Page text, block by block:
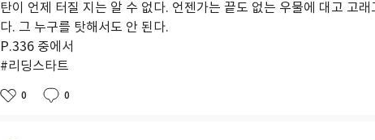
탄이 언제 터질 지는 알 수 없다. 언젠가는 끝도 없는 우물에 대고 고래
다. 그 누구를 탓해서도 안 된다.
P.336 중에서
#리딩스타트
0 0